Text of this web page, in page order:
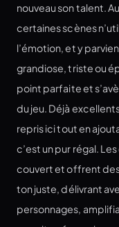
nouveau son talent.
certaines scènes
l’émotion, et y
grandiose, triste ou
point parfaite et
du jeu. Déjà
repris ici tout en
c’est un pur régal.
couvert et offrent
ton juste, délivrant
personnages,